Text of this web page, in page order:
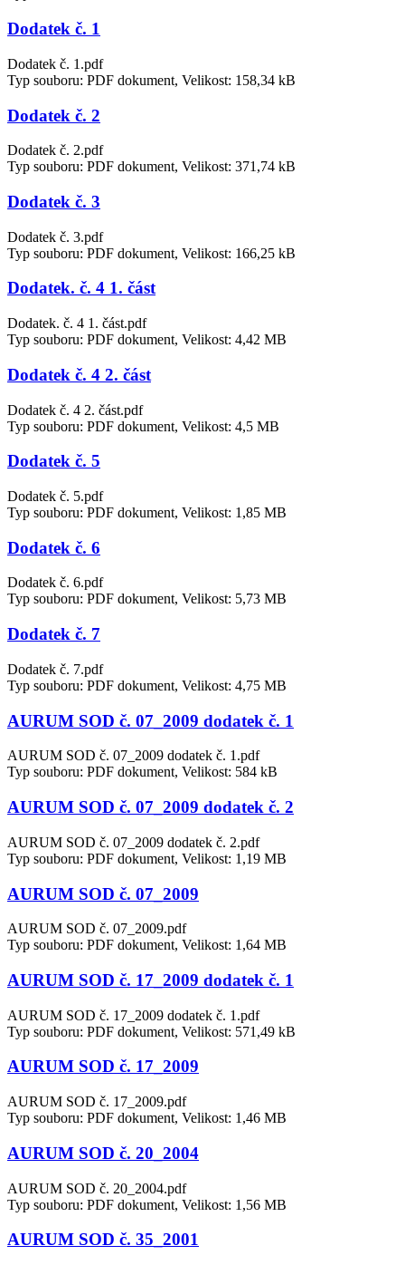
Dodatek č. 1
Dodatek č. 1.pdf
Typ souboru: PDF dokument, Velikost: 158,34 kB
Dodatek č. 2
Dodatek č. 2.pdf
Typ souboru: PDF dokument, Velikost: 371,74 kB
Dodatek č. 3
Dodatek č. 3.pdf
Typ souboru: PDF dokument, Velikost: 166,25 kB
Dodatek. č. 4 1. část
Dodatek. č. 4 1. část.pdf
Typ souboru: PDF dokument, Velikost: 4,42 MB
Dodatek č. 4 2. část
Dodatek č. 4 2. část.pdf
Typ souboru: PDF dokument, Velikost: 4,5 MB
Dodatek č. 5
Dodatek č. 5.pdf
Typ souboru: PDF dokument, Velikost: 1,85 MB
Dodatek č. 6
Dodatek č. 6.pdf
Typ souboru: PDF dokument, Velikost: 5,73 MB
Dodatek č. 7
Dodatek č. 7.pdf
Typ souboru: PDF dokument, Velikost: 4,75 MB
AURUM SOD č. 07_2009 dodatek č. 1
AURUM SOD č. 07_2009 dodatek č. 1.pdf
Typ souboru: PDF dokument, Velikost: 584 kB
AURUM SOD č. 07_2009 dodatek č. 2
AURUM SOD č. 07_2009 dodatek č. 2.pdf
Typ souboru: PDF dokument, Velikost: 1,19 MB
AURUM SOD č. 07_2009
AURUM SOD č. 07_2009.pdf
Typ souboru: PDF dokument, Velikost: 1,64 MB
AURUM SOD č. 17_2009 dodatek č. 1
AURUM SOD č. 17_2009 dodatek č. 1.pdf
Typ souboru: PDF dokument, Velikost: 571,49 kB
AURUM SOD č. 17_2009
AURUM SOD č. 17_2009.pdf
Typ souboru: PDF dokument, Velikost: 1,46 MB
AURUM SOD č. 20_2004
AURUM SOD č. 20_2004.pdf
Typ souboru: PDF dokument, Velikost: 1,56 MB
AURUM SOD č. 35_2001